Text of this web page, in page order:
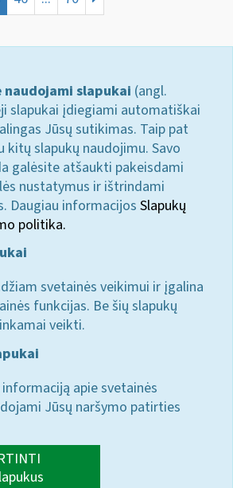
naudojami slapukai (angl.
slapukai įdiegiami automatiškai
Jūsų sutikimas. Taip pat
slapukų naudojimu. Savo
galėsite atšaukti pakeisdami
nustatymus ir ištrindami
Daugiau informacijos Slapukų
politika.
svetainės veikimui ir įgalina
funkcijas. Be šių slapukų
veikti.
apie svetainės
Jūsų naršymo patirties